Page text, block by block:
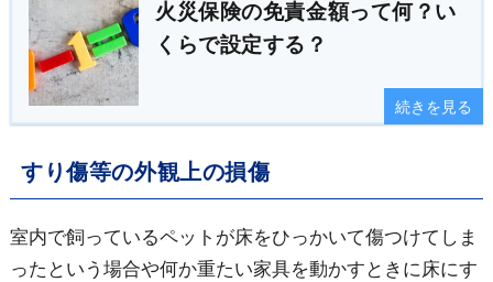
火災保険の免責金額って何？い
くらで設定する？
続きを見る
すり傷等の外観上の損傷
室内で飼っているペットが床をひっかいて傷つけてしま
ったという場合や何か重たい家具を動かすときに床にす